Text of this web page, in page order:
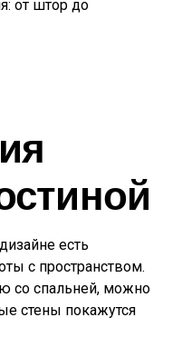
от штор до
есть
с пространством.
со спальней, можно
стены покажутся